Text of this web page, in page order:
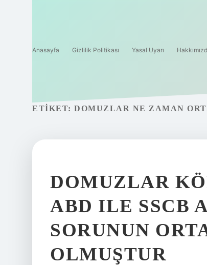
Anasayfa Gizlilik Politikası Yasal Uyarı
ETIKET: DOMUZLAR NE ZAMAN
DOMUZLAR
ABD ILE SSCB
SORUNUN
OLMUŞTUR